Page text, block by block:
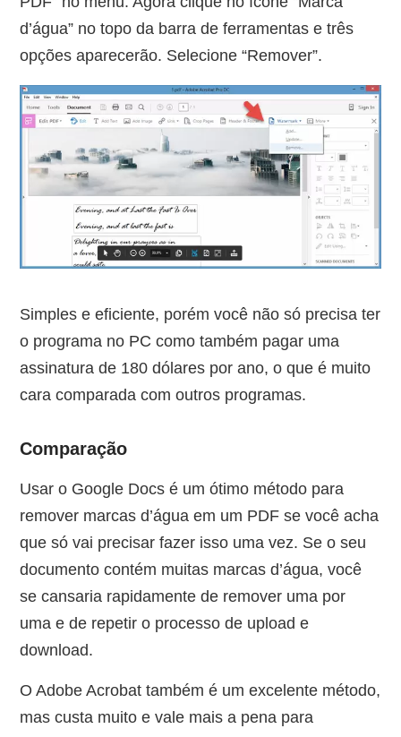
d’água” no topo da barra de ferramentas e três
opções aparecerão. Selecione “Remover”.
Simples e eficiente, porém você não só precisa ter
o programa no PC como também pagar uma
assinatura de 180 dólares por ano, o que é muito
cara comparada com outros programas.
Comparação
Usar o Google Docs é um ótimo método para
remover marcas d’água em um PDF se você acha
que só vai precisar fazer isso uma vez. Se o seu
documento contém muitas marcas d’água, você
se cansaria rapidamente de remover uma por
uma e de repetir o processo de upload e
download.
O Adobe Acrobat também é um excelente método,
mas custa muito e vale mais a pena para